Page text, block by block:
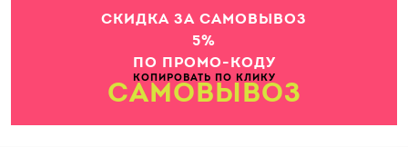
СКИДКА ЗА САМОВЫВОЗ
5%
ПО ПРОМО-КОДУ
КОПИРОВАТЬ ПО КЛИКУ
САМОВЫВОЗ